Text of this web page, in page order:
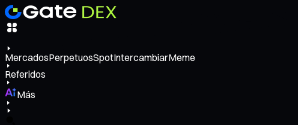
MercadosPerpetuosSpotIntercambiarMeme
Referidos
Más